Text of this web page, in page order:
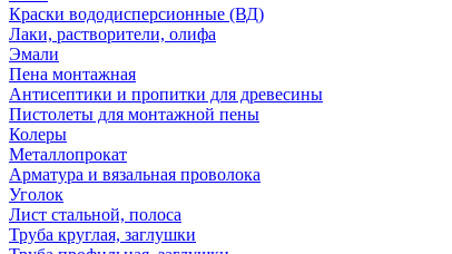
Краски вододисперсионные (ВД)
Лаки, растворители, олифа
Эмали
Пена монтажная
Антисептики и пропитки для древесины
Пистолеты для монтажной пены
Колеры
Металлопрокат
Арматура и вязальная проволока
Уголок
Лист стальной, полоса
Труба круглая, заглушки